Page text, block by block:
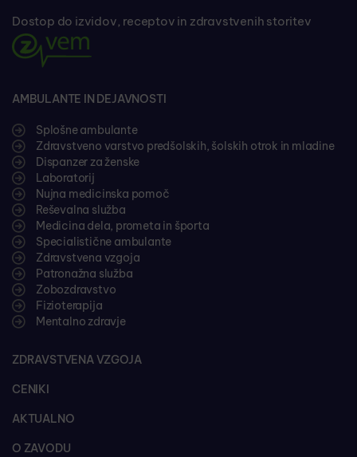
Dostop do izvidov, receptov in zdravstvenih storitev
AMBULANTE IN DEJAVNOSTI
Splošne ambulante
Zdravstveno varstvo predšolskih, šolskih otrok in mladine
Dispanzer za ženske
Laboratorij
Nujna medicinska pomoč
Reševalna služba
Medicina dela, prometa in športa
Specialistične ambulante
Zdravstvena vzgoja
Patronažna služba
Zobozdravstvo
Fizioterapija
Mentalno zdravje
ZDRAVSTVENA VZGOJA
CENIKI
AKTUALNO
O ZAVODU